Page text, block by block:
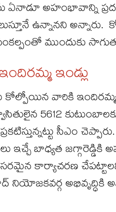
అహంభావాన్ని
ఉన్నానని
ముందుకు
ఇండ్లు
కోల్పోయిన వారికి ఇందిరమ్మ
5612
సీఎం
ఇచ్చే బాధ్యత జగ్గారెడ్డికి
కార్యాచరణ
అభివృద్ధికి